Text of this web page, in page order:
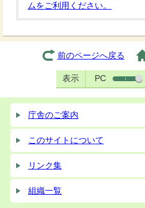
ムをご利用ください。
前のページへ戻る
表示 PC
庁舎のご案内
このサイトについて
リンク集
組織一覧